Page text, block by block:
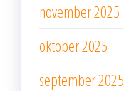
november 2025
oktober 2025
september 2025